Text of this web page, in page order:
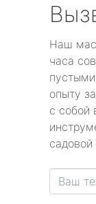
Наш
часа
опыту
с собой
садовой